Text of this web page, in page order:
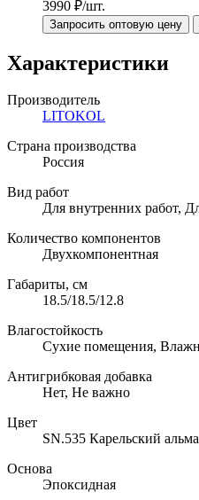
3990 ₽/шт.
Запросить оптовую цену
Характеристики
Производитель
LITOKOL
Страна производства
Россия
Вид работ
Для внутренних работ,
Количество компонентов
Двухкомпонентная
Габариты, см
18.5/18.5/12.8
Влагостойкость
Сухие помещения,
Антигрибковая добавка
Нет, Не важно
Цвет
SN.535 Карельский
Основа
Эпоксидная